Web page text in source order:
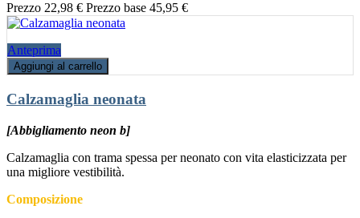
Prezzo 22,98 € Prezzo base 45,95 €
Anteprima
Aggiungi al carrello
Calzamaglia neonata
[Abbigliamento neon b]
Calzamaglia con trama spessa per neonato con vita elasticizzata per
una migliore vestibilità.
Composizione